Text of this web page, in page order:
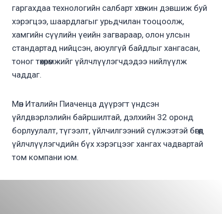
гаргахдаа технологийн салбарт хөгжин дэвшиж буй
хэрэгцээ, шаардлагыг урьдчилан тооцоолж,
хамгийн сүүлийн үеийн загвараар, олон улсын
стандартад нийцсэн, аюулгүй байдлыг хангасан,
тоног төхөөрөмжийг үйлчлүүлэгчдэдээ нийлүүлж
чаддаг.
Мөн Италийн Пиаченца дүүрэгт үндсэн
үйлдвэрлэлийн байршилтай, дэлхийн 32 оронд
борлуулалт, түгээлт, үйлчилгээний сүлжээтэй бөгөөд
үйлчлүүлэгчдийн бүх хэрэгцээг хангах чадвартай
том компани юм.